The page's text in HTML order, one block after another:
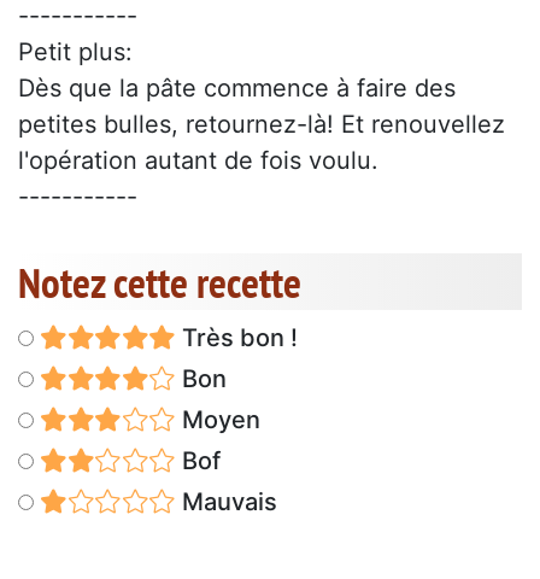
-----------
Petit plus:
Dès que la pâte commence à faire des
petites bulles, retournez-là! Et renouvellez
l'opération autant de fois voulu.
-----------
Notez cette recette
Très bon !
Bon
Moyen
Bof
Mauvais